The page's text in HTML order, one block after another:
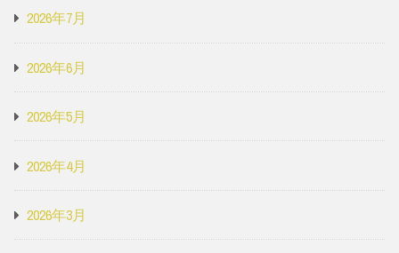
2026年7月
2026年6月
2026年5月
2026年4月
2026年3月